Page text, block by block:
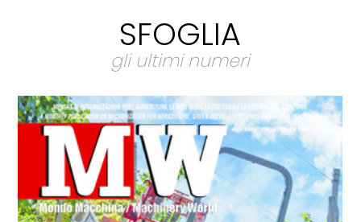
SFOGLIA
gli ultimi numeri